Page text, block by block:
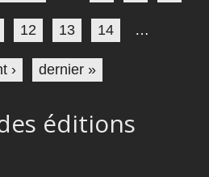
12 13 14 …
› dernier »
éditions